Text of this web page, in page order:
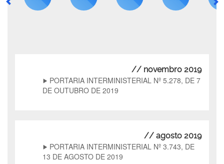
// novembro 2019
PORTARIA INTERMINISTERIAL Nº 5.278, DE 7
DE OUTUBRO DE 2019
// agosto 2019
PORTARIA INTERMINISTERIAL Nº 3.743, DE
13 DE AGOSTO DE 2019